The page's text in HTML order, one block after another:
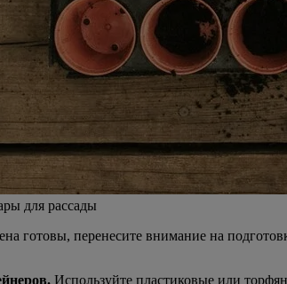
для рассады
готовы, перенесите внимание на
Используйте пластиковые или